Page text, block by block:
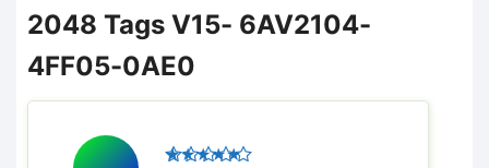
2048 Tags V15- 6AV2104-
4FF05-0AE0